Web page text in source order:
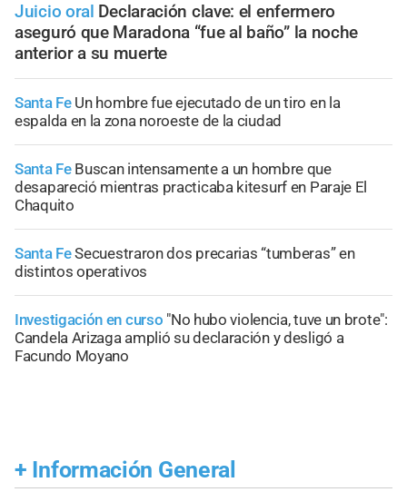
Juicio oral Declaración clave: el enfermero
aseguró que Maradona “fue al baño” la noche
anterior a su muerte
Santa Fe Un hombre fue ejecutado de un tiro en la
espalda en la zona noroeste de la ciudad
Santa Fe Buscan intensamente a un hombre que
desapareció mientras practicaba kitesurf en Paraje El
Chaquito
Santa FeSecuestraron dos precarias “tumberas” en
distintos operativos
Investigación en curso "No hubo violencia, tuve un brote":
Candela Arizaga amplió su declaración y desligó a
Facundo Moyano
+ Información General